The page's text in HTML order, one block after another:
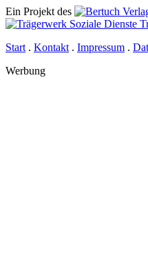
Ein Projekt des
Start . Kontakt . Impressum .
Werbung